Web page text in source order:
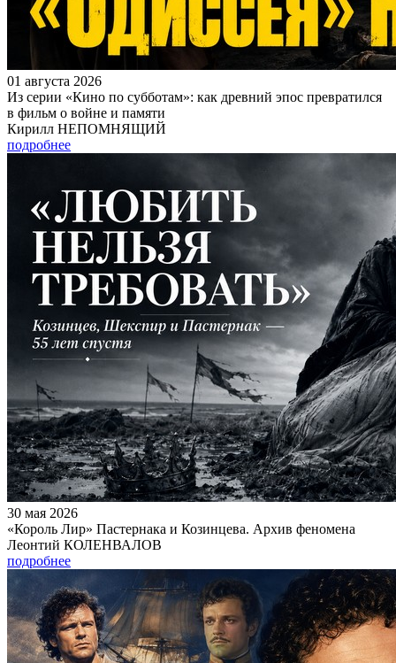
01 августа 2026
Из серии «Кино по субботам»: как древний эпос превратился
в фильм о войне и памяти
Кирилл НЕПОМНЯЩИЙ
подробнее
30 мая 2026
«Король Лир» Пастернака и Козинцева. Архив феномена
Леонтий КОЛЕНВАЛОВ
подробнее